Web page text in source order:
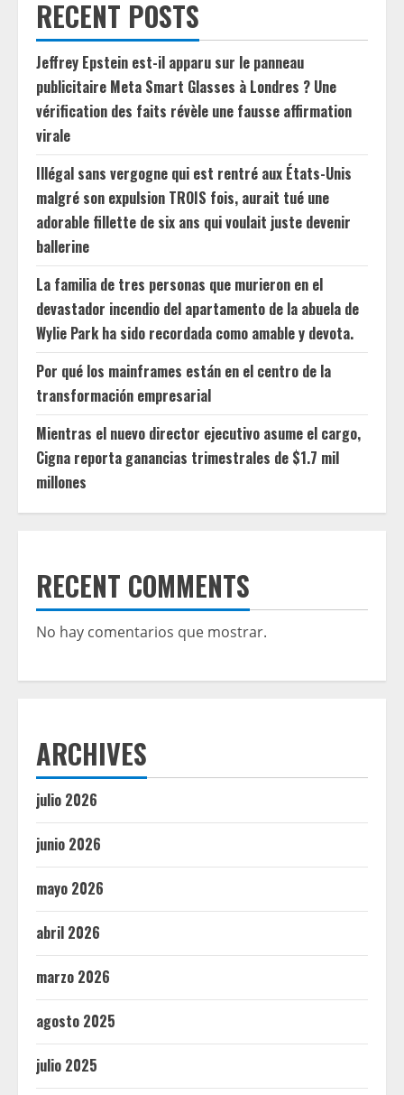
RECENT POSTS
Jeffrey Epstein est-il apparu sur le panneau
publicitaire Meta Smart Glasses à Londres ? Une
vérification des faits révèle une fausse affirmation
virale
Illégal sans vergogne qui est rentré aux États-Unis
malgré son expulsion TROIS fois, aurait tué une
adorable fillette de six ans qui voulait juste devenir
ballerine
La familia de tres personas que murieron en el
devastador incendio del apartamento de la abuela de
Wylie Park ha sido recordada como amable y devota.
Por qué los mainframes están en el centro de la
transformación empresarial
Mientras el nuevo director ejecutivo asume el cargo,
Cigna reporta ganancias trimestrales de $1.7 mil
millones
RECENT COMMENTS
No hay comentarios que mostrar.
ARCHIVES
julio 2026
junio 2026
mayo 2026
abril 2026
marzo 2026
agosto 2025
julio 2025